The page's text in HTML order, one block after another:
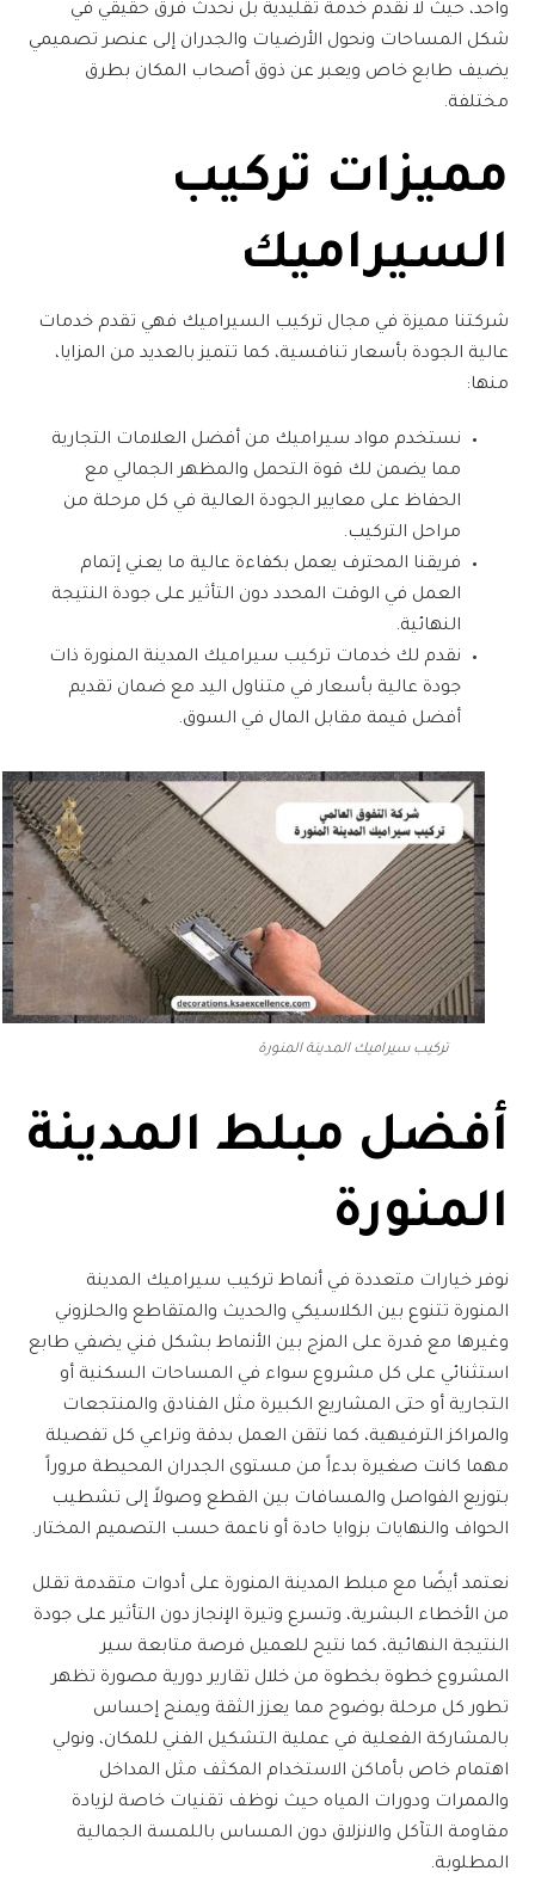
واحد، حيث لا نقدم خدمة تقليدية بل نحدث فرق حقيقي في
شكل المساحات ونحول الأرضيات والجدران إلى عنصر تصميمي
يضيف طابع خاص ويعبر عن ذوق أصحاب المكان بطرق
مختلفة.
مميزات تركيب
السيراميك
شركتنا مميزة في مجال تركيب السيراميك فهي تقدم خدمات
عالية الجودة بأسعار تنافسية، كما تتميز بالعديد من المزايا،
منها:
نستخدم مواد سيراميك من أفضل العلامات التجارية
مما يضمن لك قوة التحمل والمظهر الجمالي مع
الحفاظ على معايير الجودة العالية في كل مرحلة من
مراحل التركيب.
فريقنا المحترف يعمل بكفاءة عالية ما يعني إتمام
العمل في الوقت المحدد دون التأثير على جودة النتيجة
النهائية.
نقدم لك خدمات تركيب سيراميك المدينة المنورة ذات
جودة عالية بأسعار في متناول اليد مع ضمان تقديم
أفضل قيمة مقابل المال في السوق.
تركيب سيراميك المدينة المنورة
أفضل مبلط المدينة
المنورة
نوفر خيارات متعددة في أنماط تركيب سيراميك المدينة
المنورة تتنوع بين الكلاسيكي والحديث والمتقاطع والحلزوني
وغيرها مع قدرة على المزج بين الأنماط بشكل فني يضفي طابع
استثنائي على كل مشروع سواء في المساحات السكنية أو
التجارية أو حتى المشاريع الكبيرة مثل الفنادق والمنتجعات
والمراكز الترفيهية، كما نتقن العمل بدقة وتراعي كل تفصيلة
مهما كانت صغيرة بدءاً من مستوى الجدران المحيطة مروراً
بتوزيع الفواصل والمسافات بين القطع وصولاً إلى تشطيب
الحواف والنهايات بزوايا حادة أو ناعمة حسب التصميم المختار.
نعتمد أيضًا مع مبلط المدينة المنورة على أدوات متقدمة تقلل
من الأخطاء البشرية، وتسرع وتيرة الإنجاز دون التأثير على جودة
النتيجة النهائية، كما نتيح للعميل فرصة متابعة سير
المشروع خطوة بخطوة من خلال تقارير دورية مصورة تظهر
تطور كل مرحلة بوضوح مما يعزز الثقة ويمنح إحساس
بالمشاركة الفعلية في عملية التشكيل الفني للمكان، ونولي
اهتمام خاص بأماكن الاستخدام المكثف مثل المداخل
والممرات ودورات المياه حيث نوظف تقنيات خاصة لزيادة
مقاومة التآكل والانزلاق دون المساس باللمسة الجمالية
المطلوبة.